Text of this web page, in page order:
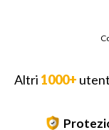
Altri 1000+